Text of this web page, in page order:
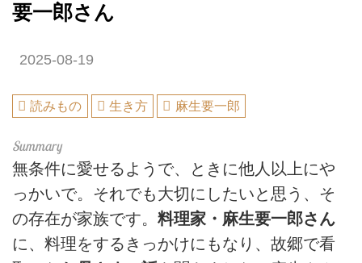
要一郎さん
2025-08-19
読みもの 生き方 麻生要一郎
無条件に愛せるようで、ときに他人以上にや
っかいで。それでも大切にしたいと思う、そ
の存在が家族です。 料理家・麻生要一郎さん
に、料理をするきっかけにもなり、故郷で看